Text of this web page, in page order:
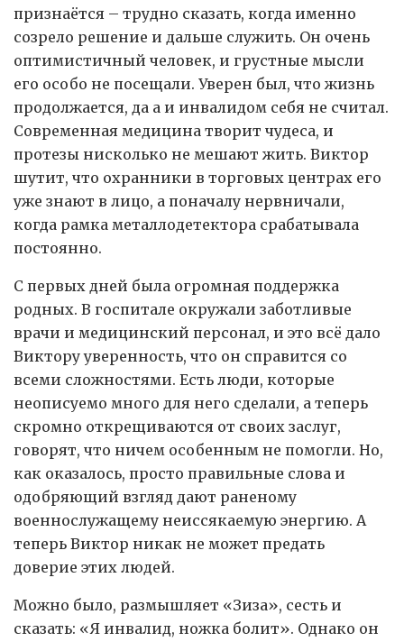
признаётся – трудно сказать, когда именно
созрело решение и дальше служить. Он очень
оптимистичный человек, и грустные мысли
его особо не посещали. Уверен был, что жизнь
продолжается, да а и инвалидом себя не считал.
Современная медицина творит чудеса, и
протезы нисколько не мешают жить. Виктор
шутит, что охранники в торговых центрах его
уже знают в лицо, а поначалу нервничали,
когда рамка металлодетектора срабатывала
постоянно.
С первых дней была огромная поддержка
родных. В госпитале окружали заботливые
врачи и медицинский персонал, и это всё дало
Виктору уверенность, что он справится со
всеми сложностями. Есть люди, которые
неописуемо много для него сделали, а теперь
скромно открещиваются от своих заслуг,
говорят, что ничем особенным не помогли. Но,
как оказалось, просто правильные слова и
одобряющий взгляд дают раненому
военнослужащему неиссякаемую энергию. А
теперь Виктор никак не может предать
доверие этих людей.
Можно было, размышляет «Зиза», сесть и
сказать: «Я инвалид, ножка болит». Однако он